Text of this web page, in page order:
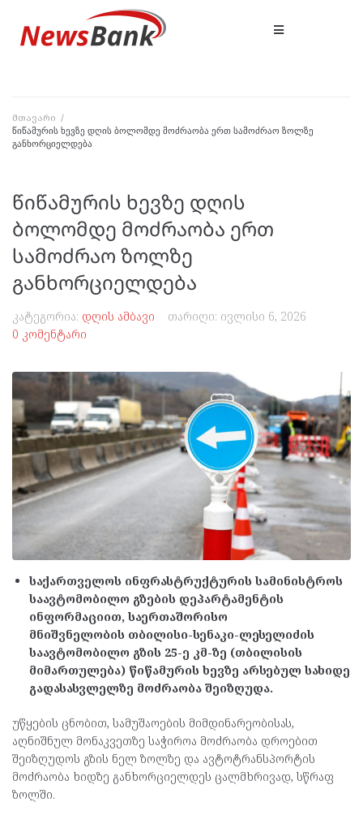
მთავარი /
წიწამურის ხევზე დღის ბოლომდე მოძრაობა ერთ სამოძრაო ზოლზე
განხორციელდება
წიწამურის ხევზე დღის
ბოლომდე მოძრაობა ერთ
სამოძრაო ზოლზე
განხორციელდება
კატეგორია: დღის ამბავი თარიღი: ივლისი 6, 2026
0 კომენტარი
საქართველოს ინფრასტრუქტურის სამინისტროს
საავტომობილო გზების დეპარტამენტის
ინფორმაციით, საერთაშორისო
მნიშვნელობის თბილისი-სენაკი-ლესელიძის
საავტომობილო გზის 25-ე კმ-ზე (თბილისის
მიმართულება) წიწამურის ხევზე არსებულ სახიდე
გადასასვლელზე მოძრაობა შეიზღუდა.
უწყების ცნობით, სამუშაოების მიმდინარეობისას,
აღნიშნულ მონაკვეთზე საჭიროა მოძრაობა დროებით
შეიზღუდოს გზის ნელ ზოლზე და ავტოტრანსპორტის
მოძრაობა ხიდზე განხორციელდეს ცალმხრივად, სწრაფ
ზოლში.